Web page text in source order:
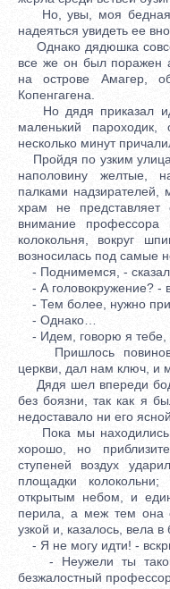
Но, увы, моя бедная
надеяться увидеть ее
Однако дядюшка
все же он был поражен
на острове Амагер,
Копенгагена.
Но дядя приказал
маленький
несколько минут
Пройдя по узким
наполовину желтые,
палками
храм не представляет
внимание профессора
колокольня, вокруг
возносилась под самые
- Поднимемся, - сказал
- А головокружение? -
- Тем более, нужно
- Однако…
- Идем, говорю я тебе,
Пришлось
церкви, дал нам ключ, и
Дядя шел впереди
без боязни, так как я
недоставало ни его
Пока мы находились
хорошо, но
ступеней воздух
площадки
открытым небом, и
перила, а меж тем она
узкой и, казалось, вела в
- Я не могу идти! -
- Неужели ты такой
безжалостный